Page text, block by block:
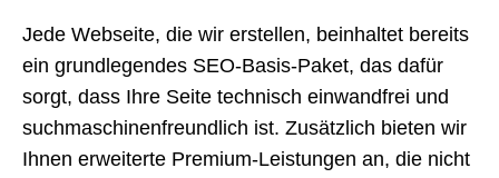
Jede Webseite, die wir erstellen, beinhaltet bereits
ein grundlegendes SEO-Basis-Paket, das dafür
sorgt, dass Ihre Seite technisch einwandfrei und
suchmaschinenfreundlich ist. Zusätzlich bieten wir
Ihnen erweiterte Premium-Leistungen an, die nicht